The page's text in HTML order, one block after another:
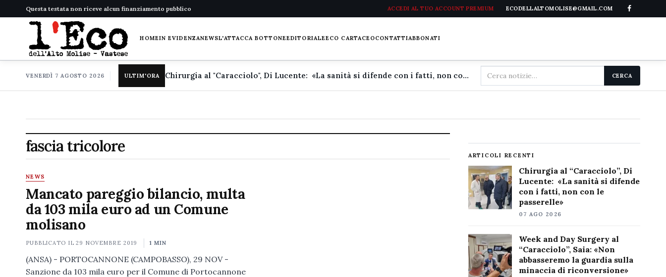
Questa testata non riceve alcun finanziamento pubblico ACCEDI AL TUO ACCOUNT PREMIUM ECODELLALTOMOLISE@GMAIL.COM
HOMEIN EVIDENZANEWSL'ATTACCA BOTTONEEDITORIALEECO CARTACEOCONTATTIABBONATI
VENERDÌ 7 AGOSTO 2026 ULTIM'ORA Chirurgia al "Caracciolo", Di Lucente: «La sanità si difende con i fatti, non con le passerelle»
Cerca
nel
CERCA
fascia tricolore
NEWS
Mancato pareggio bilancio, multa
da 103 mila euro ad un Comune
molisano
PUBBLICATO IL29 NOVEMBRE 2019 1 MIN
(ANSA) - PORTOCANNONE (CAMPOBASSO), 29 NOV -
Sanzione da 103 mila euro per il Comune di Portocannone
ARTICOLI RECENTI
Chirurgia al “Caracciolo”, Di
Lucente: «La sanità si difende
con i fatti, non con le
passerelle»
07 AGO 2026
Week and Day Surgery al
“Caracciolo”, Saia: «Non
abbasseremo la guardia sulla
minaccia di riconversione»